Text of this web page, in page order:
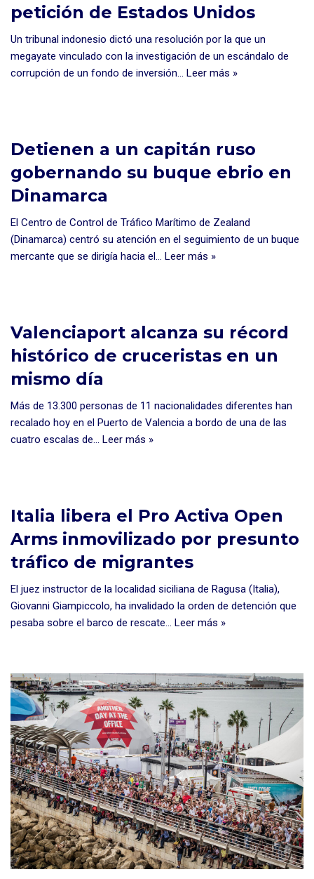
petición de Estados Unidos
Un tribunal indonesio dictó una resolución por la que un
megayate vinculado con la investigación de un escándalo de
corrupción de un fondo de inversión… Leer más »
Detienen a un capitán ruso
gobernando su buque ebrio en
Dinamarca
El Centro de Control de Tráfico Marítimo de Zealand
(Dinamarca) centró su atención en el seguimiento de un buque
mercante que se dirigía hacia el… Leer más »
Valenciaport alcanza su récord
histórico de cruceristas en un
mismo día
Más de 13.300 personas de 11 nacionalidades diferentes han
recalado hoy en el Puerto de Valencia a bordo de una de las
cuatro escalas de… Leer más »
Italia libera el Pro Activa Open
Arms inmovilizado por presunto
tráfico de migrantes
El juez instructor de la localidad siciliana de Ragusa (Italia),
Giovanni Giampiccolo, ha invalidado la orden de detención que
pesaba sobre el barco de rescate… Leer más »